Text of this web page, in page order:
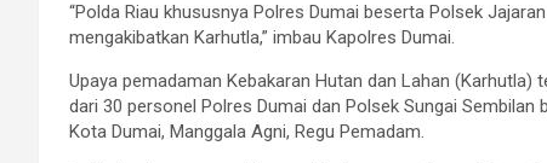
“Polda Riau khususnya Polres Dumai beserta Polsek
mengakibatkan Karhutla,” imbau Kapolres Dumai.
Upaya pemadaman Kebakaran Hutan dan Lahan
dari 30 personel Polres Dumai dan Polsek Sungai
Kota Dumai, Manggala Agni, Regu Pemadam.